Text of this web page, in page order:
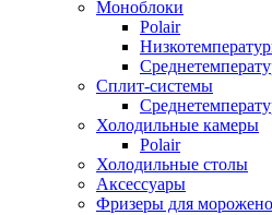
Моноблоки
Polair
Сплит-системы
Холодильные камеры
Polair
Холодильные столы
Аксессуары
Фризеры для